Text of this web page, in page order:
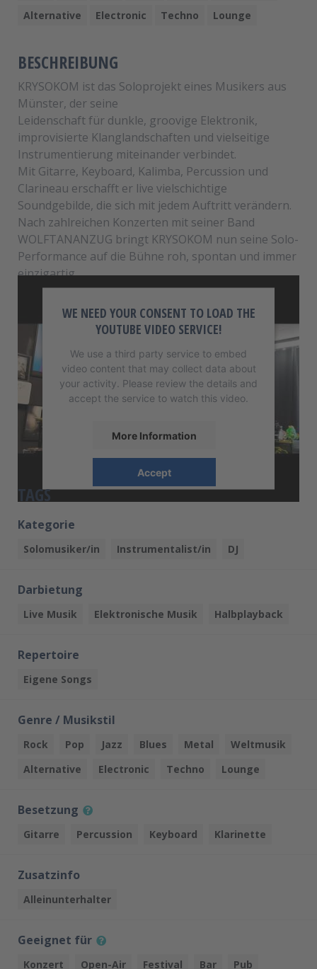
Alternative
Electronic Techno Lounge
BESCHREIBUNG
KRYSOKOM ist das Soloprojekt eines Musikers aus
Münster, der seine
Leidenschaft für dunkle, groovige Elektronik,
improvisierte Klanglandschaften und vielseitige
Instrumentierung miteinander verbindet.
Mit Gitarre, Keyboard, Kalimba, Percussion und
Clarineau erschafft er live vielschichtige
Soundgebilde, die sich mit jedem Auftritt verändern.
Nach zahlreichen Konzerten mit seiner Band
WOLFTANANZUG bringt KRYSOKOM nun seine Solo-
Performance auf die Bühne roh, spontan und immer
einzigartig.
WE NEED YOUR CONSENT TO LOAD THE
YOUTUBE VIDEO SERVICE!
We use a third party service to embed
video content that may collect data about
your activity. Please review the details and
accept the service to watch this video.
More Information
Accept
TAGS
Kategorie
Solomusiker/in Instrumentalist/in DJ
Darbietung
Live Musik Elektronische Musik Halbplayback
Repertoire
Eigene Songs
Genre / Musikstil
Rock Pop Jazz Blues Metal
Weltmusik
Alternative
Electronic Techno Lounge
Besetzung
Gitarre Percussion Keyboard Klarinette
Zusatzinfo
Alleinunterhalter
Geeignet für
Konzert Open-Air Festival Bar Pub